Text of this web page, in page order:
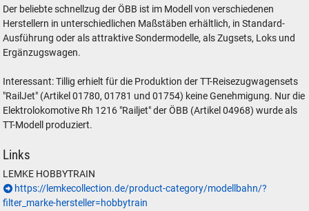
Der beliebte schnellzug der ÖBB ist im Modell von verschiedenen
Herstellern in unterschiedlichen Maßstäben erhältlich, in Standard-
Ausführung oder als attraktive Sondermodelle, als Zugsets, Loks und
Ergänzugswagen.
Interessant: Tillig erhielt für die Produktion der TT-Reisezugwagensets
"RailJet" (Artikel 01780, 01781 und 01754) keine Genehmigung. Nur die
Elektrolokomotive Rh 1216 "Railjet" der ÖBB (Artikel 04968) wurde als
TT-Modell produziert.
Links
LEMKE HOBBYTRAIN
https://lemkecollection.de/product-category/modellbahn/?
filter_marke-hersteller=hobbytrain